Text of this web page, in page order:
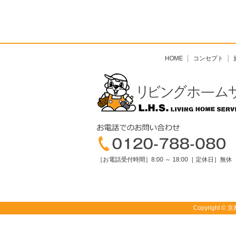
HOME コンセプト
［お電話受付時間］8:00 ～ 18:00［ 定休日］無休
Copyright © 京